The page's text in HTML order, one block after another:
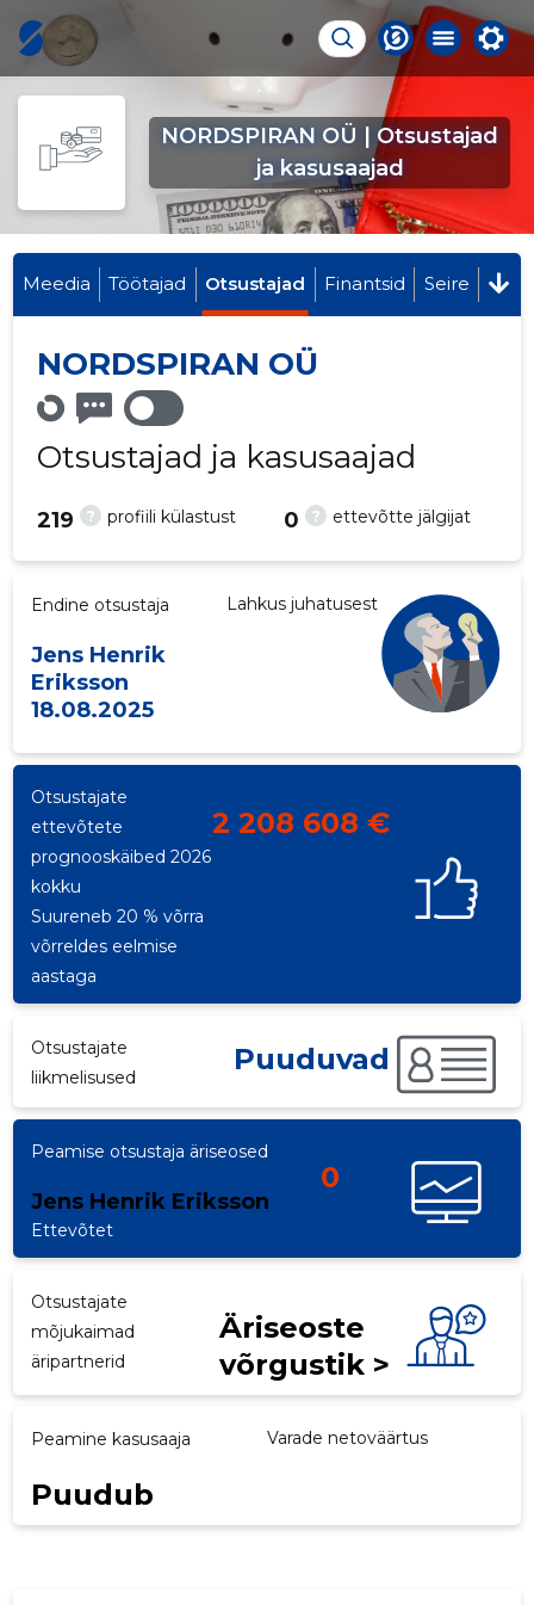
NORDSPIRAN OÜ | Otsustajad
ja kasusaajad
Meedia Töötajad Otsustajad Finantsid Seire
NORDSPIRAN OÜ
Otsustajad ja kasusaajad
? profiili külastust
219 ? ettevõtte jälgijat
0
Endine otsustaja
Jens Henrik
Eriksson
Lahkus juhatusest
18.08.2025
Otsustajate
ettevõtete
prognooskäibed 2026
kokku
2 208 608 €
Suureneb 20 % võrra
võrreldes eelmise
aastaga
Otsustajate
liikmelisused
Puuduvad
Peamise otsustaja äriseosed
Jens Henrik Eriksson
0
Ettevõtet
Otsustajate
mõjukaimad
äripartnerid
Äriseoste
võrgustik >
Peamine kasusaaja Varade netoväärtus
Puudub